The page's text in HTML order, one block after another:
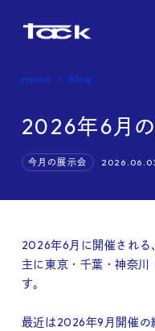
Works
Case study &
Service
Home Blog
2026年6月
今月の展示会
2026年6月に開催される
主に東京・千葉・神奈
す。
最近は2026年9月開催の